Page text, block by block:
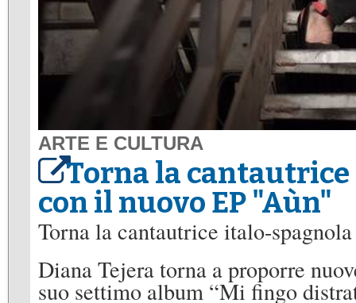
ARTE E CULTURA
Torna la
con il nuovo EP "Aùn"
Torna la cantautrice italo-
Diana Tejera torna a proporre
suo settimo album “Mi fingo